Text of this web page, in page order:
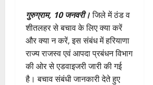
गुरुग्राम, 10 जनवरी। जिले में ठंड व
शीतलहर से बचाव के लिए क्या करें
और क्या न करें, इस संबंध में हरियाणा
राज्य राजस्व एवं आपदा प्रबंधन विभाग
की ओर से एडवाइजरी जारी की गई
है। बचाव संबंधी जानकारी देते हुए